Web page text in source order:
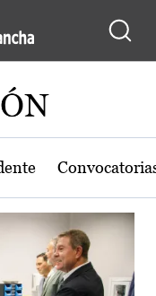
de Castilla-